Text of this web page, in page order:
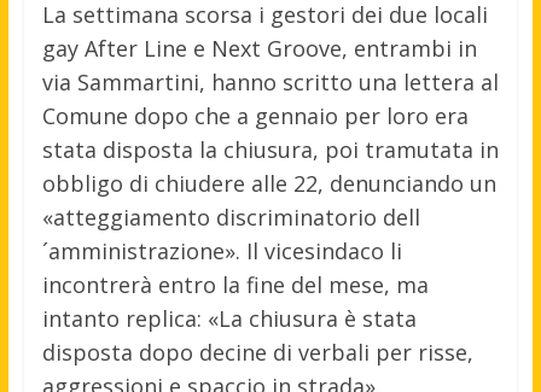
La settimana scorsa i gestori dei due locali
gay After Line e Next Groove, entrambi in
via Sammartini, hanno scritto una lettera al
Comune dopo che a gennaio per loro era
stata disposta la chiusura, poi tramutata in
obbligo di chiudere alle 22, denunciando un
«atteggiamento discriminatorio dell
´amministrazione». Il vicesindaco li
incontrerà entro la fine del mese, ma
intanto replica: «La chiusura è stata
disposta dopo decine di verbali per risse,
aggressioni e spaccio in strada».